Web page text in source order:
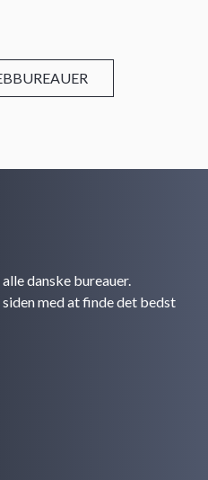
danske bureauer.
med at finde det bedst